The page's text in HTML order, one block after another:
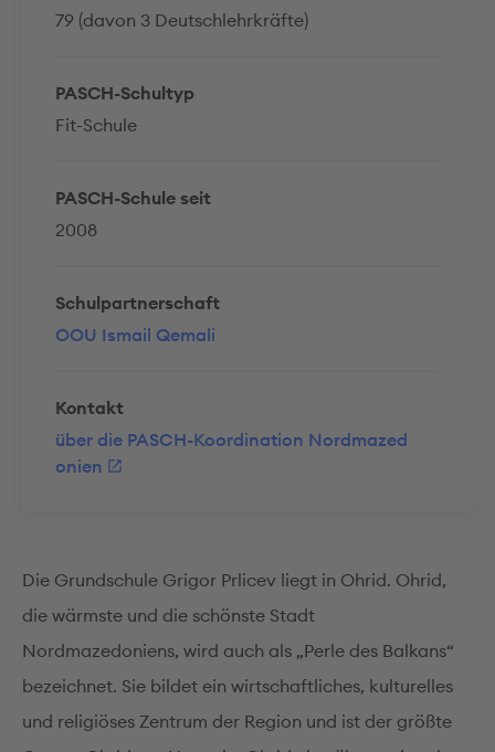
79 (davon 3 Deutschlehrkräfte)
PASCH-Schultyp
Fit-Schule
PASCH-Schule seit
2008
Schulpartnerschaft
OOU Ismail Qemali
Kontakt
über die PASCH-Koordination Nordmazed
onien
Die Grundschule Grigor Prlicev liegt in Ohrid. Ohrid,
die wärmste und die schönste Stadt
Nordmazedoniens, wird auch als „Perle des Balkans“
bezeichnet. Sie bildet ein wirtschaftliches, kulturelles
und religiöses Zentrum der Region und ist der größte